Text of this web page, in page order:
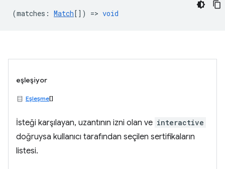
(matches : Match[]) => void
eşleşiyor
Eşleşme[]
İsteği karşılayan, uzantının izni olan ve interactive
doğruysa kullanıcı tarafından seçilen sertifikaların
listesi.